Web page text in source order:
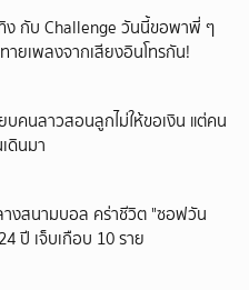
ง กับ Challenge วันนี้ขอพาพี่ ๆ
ายเพลงจากเสียงอินโทรกัน!
บคนลาวสอนลูกไม่ให้ขอเงิน แต่คน
ดินมา
งสนามบอล คร่าชีวิต "ซอฟวัน
ปี เจ็บเกือบ 10 ราย